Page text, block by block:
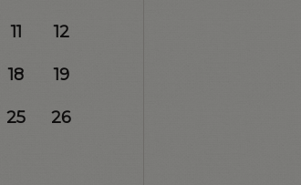
11 12
18 19
25 26